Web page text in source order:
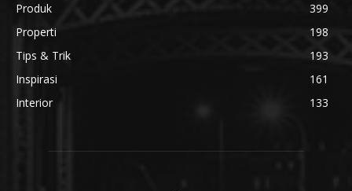
Produk
399
Properti
198
Tips & Trik
193
Inspirasi
161
Interior
133